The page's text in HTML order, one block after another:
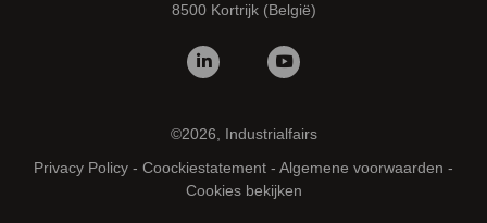
8500 Kortrijk (België)
©2026, Industrialfairs
Privacy Policy - Coockiestatement - Algemene voorwaarden -
Cookies bekijken